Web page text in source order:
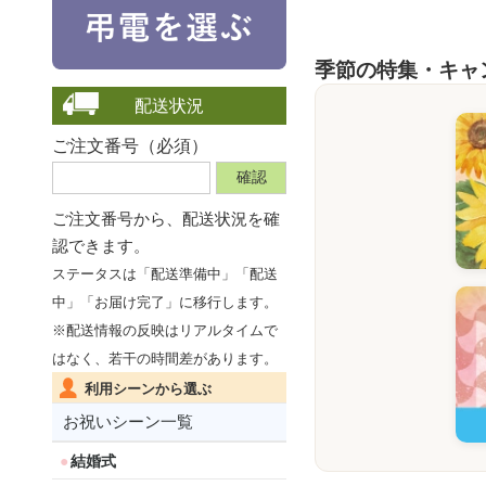
配送状況
ご注文番号（必須）
ご注文番号から、 配送状況を確
認できます。
ステータスは「配送準備中」「配送
中」「お届け完了」に移行します。
※配送情報の反映はリアルタイムで
はなく、若干の時間差があります。
利用シーンから選ぶ
お祝いシーン一覧
結婚式
季節の特集・キャ